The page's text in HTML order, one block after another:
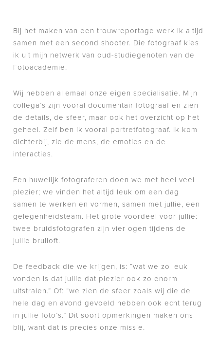
Bij het maken van een trouwreportage werk ik altijd
samen met een second shooter. Die fotograaf kies
ik uit mijn netwerk van oud-studiegenoten van de
Fotoacademie.
Wij hebben allemaal onze eigen specialisatie. Mijn
collega’s zijn vooral documentair fotograaf en zien
de details, de sfeer, maar ook het overzicht op het
geheel. Zelf ben ik vooral portretfotograaf. Ik kom
dichterbij, zie de mens, de emoties en de
interacties.
Een huwelijk fotograferen doen we met heel veel
plezier; we vinden het altijd leuk om een dag
samen te werken en vormen, samen met jullie, een
gelegenheidsteam. Het grote voordeel voor jullie:
twee bruidsfotografen zijn vier ogen tijdens de
jullie bruiloft.
De feedback die we krijgen, is: “wat we zo leuk
vonden is dat jullie dat plezier ook zo enorm
uitstralen.” Of: “we zien de sfeer zoals wij die de
hele dag en avond gevoeld hebben ook echt terug
in jullie foto’s.” Dit soort opmerkingen maken ons
blij, want dat is precies onze missie.